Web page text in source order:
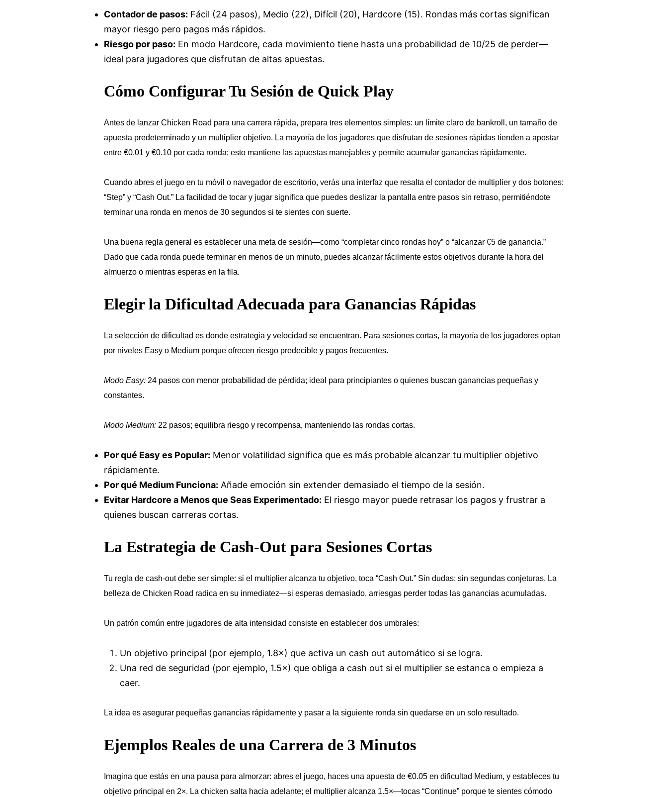
Contador de pasos: Fácil (24 pasos), Medio (22), Difícil (20), Hardcore (15). Rondas más cortas significan
mayor riesgo pero pagos más rápidos.
Riesgo por paso: En modo Hardcore, cada movimiento tiene hasta una probabilidad de 10/25 de perder—
ideal para jugadores que disfrutan de altas apuestas.
Cómo Configurar Tu Sesión de Quick Play
Antes de lanzar Chicken Road para una carrera rápida, prepara tres elementos simples: un límite claro de bankroll, un tamaño de
apuesta predeterminado y un multiplier objetivo. La mayoría de los jugadores que disfrutan de sesiones rápidas tienden a apostar
entre €0.01 y €0.10 por cada ronda; esto mantiene las apuestas manejables y permite acumular ganancias rápidamente.
Cuando abres el juego en tu móvil o navegador de escritorio, verás una interfaz que resalta el contador de multiplier y dos botones:
“Step” y “Cash Out.” La facilidad de tocar y jugar significa que puedes deslizar la pantalla entre pasos sin retraso, permitiéndote
terminar una ronda en menos de 30 segundos si te sientes con suerte.
Una buena regla general es establecer una meta de sesión—como “completar cinco rondas hoy” o “alcanzar €5 de ganancia.”
Dado que cada ronda puede terminar en menos de un minuto, puedes alcanzar fácilmente estos objetivos durante la hora del
almuerzo o mientras esperas en la fila.
Elegir la Dificultad Adecuada para Ganancias Rápidas
La selección de dificultad es donde estrategia y velocidad se encuentran. Para sesiones cortas, la mayoría de los jugadores optan
por niveles Easy o Medium porque ofrecen riesgo predecible y pagos frecuentes.
Modo Easy: 24 pasos con menor probabilidad de pérdida; ideal para principiantes o quienes buscan ganancias pequeñas y
constantes.
Modo Medium: 22 pasos; equilibra riesgo y recompensa, manteniendo las rondas cortas.
Por qué Easy es Popular: Menor volatilidad significa que es más probable alcanzar tu multiplier objetivo
rápidamente.
Por qué Medium Funciona: Añade emoción sin extender demasiado el tiempo de la sesión.
Evitar Hardcore a Menos que Seas Experimentado: El riesgo mayor puede retrasar los pagos y frustrar a
quienes buscan carreras cortas.
La Estrategia de Cash‑Out para Sesiones Cortas
Tu regla de cash‑out debe ser simple: si el multiplier alcanza tu objetivo, toca “Cash Out.” Sin dudas; sin segundas conjeturas. La
belleza de Chicken Road radica en su inmediatez—si esperas demasiado, arriesgas perder todas las ganancias acumuladas.
Un patrón común entre jugadores de alta intensidad consiste en establecer dos umbrales:
Un objetivo principal (por ejemplo, 1.8×) que activa un cash out automático si se logra.
Una red de seguridad (por ejemplo, 1.5×) que obliga a cash out si el multiplier se estanca o empieza a
caer.
La idea es asegurar pequeñas ganancias rápidamente y pasar a la siguiente ronda sin quedarse en un solo resultado.
Ejemplos Reales de una Carrera de 3 Minutos
Imagina que estás en una pausa para almorzar: abres el juego, haces una apuesta de €0.05 en dificultad Medium, y estableces tu
objetivo principal en 2×. La chicken salta hacia adelante; el multiplier alcanza 1.5×—tocas “Continue” porque te sientes cómodo